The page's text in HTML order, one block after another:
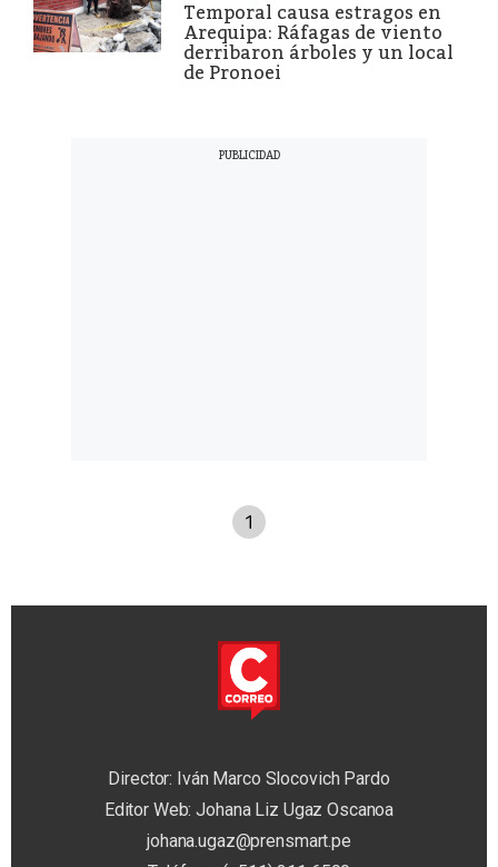
Temporal causa estragos en
Arequipa: Ráfagas de viento
derribaron árboles y un local
de Pronoei
1
Director: Iván Marco Slocovich Pardo
Editor Web: Johana Liz Ugaz Oscanoa
johana.ugaz@prensmart.pe